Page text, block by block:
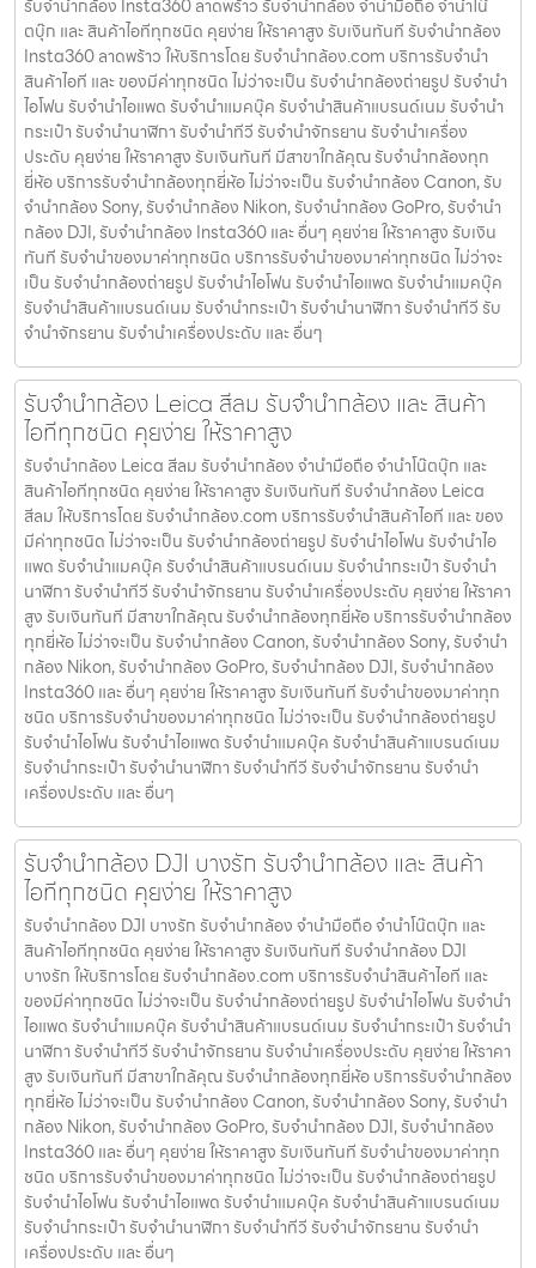
รับจำนำกล้อง Insta360 ลาดพร้าว รับจํานํากล้อง จำนำมือถือ จำนำโน๊
ตบุ๊ก และ สินค้าไอทีทุกชนิด คุยง่าย ให้ราคาสูง รับเงินทันที รับจำนำกล้อง
Insta360 ลาดพร้าว ให้บริการโดย รับจํานํากล้อง.com บริการรับจํานํา
สินค้าไอที และ ของมีค่าทุกชนิด ไม่ว่าจะเป็น รับจํานํากล้องถ่ายรูป รับจํานํา
ไอโฟน รับจํานําไอแพด รับจํานําแมคบุ๊ค รับจํานําสินค้าแบรนด์เนม รับจํานํา
กระเป๋า รับจํานํานาฬิกา รับจํานําทีวี รับจํานําจักรยาน รับจํานําเครื่อง
ประดับ คุยง่าย ให้ราคาสูง รับเงินทันที มีสาขาใกล้คุณ รับจำนำกล้องทุก
ยี่ห้อ บริการรับจำนำกล้องทุกยี่ห้อ ไม่ว่าจะเป็น รับจำนำกล้อง Canon, รับ
จำนำกล้อง Sony, รับจำนำกล้อง Nikon, รับจำนำกล้อง GoPro, รับจำนำ
กล้อง DJI, รับจำนำกล้อง Insta360 และ อื่นๆ คุยง่าย ให้ราคาสูง รับเงิน
ทันที รับจำนำของมาค่าทุกชนิด บริการรับจำนำของมาค่าทุกชนิด ไม่ว่าจะ
เป็น รับจํานํากล้องถ่ายรูป รับจํานําไอโฟน รับจํานําไอแพด รับจํานําแมคบุ๊ค
รับจํานําสินค้าแบรนด์เนม รับจํานํากระเป๋า รับจํานํานาฬิกา รับจํานําทีวี รับ
จํานําจักรยาน รับจํานําเครื่องประดับ และ อื่นๆ
รับจำนำกล้อง Leica สีลม รับจํานํากล้อง และ สินค้า
ไอทีทุกชนิด คุยง่าย ให้ราคาสูง
รับจำนำกล้อง Leica สีลม รับจํานํากล้อง จำนำมือถือ จำนำโน๊ตบุ๊ก และ
สินค้าไอทีทุกชนิด คุยง่าย ให้ราคาสูง รับเงินทันที รับจำนำกล้อง Leica
สีลม ให้บริการโดย รับจํานํากล้อง.com บริการรับจํานําสินค้าไอที และ ของ
มีค่าทุกชนิด ไม่ว่าจะเป็น รับจํานํากล้องถ่ายรูป รับจํานําไอโฟน รับจํานําไอ
แพด รับจํานําแมคบุ๊ค รับจํานําสินค้าแบรนด์เนม รับจํานํากระเป๋า รับจํานํา
นาฬิกา รับจํานําทีวี รับจํานําจักรยาน รับจํานําเครื่องประดับ คุยง่าย ให้ราคา
สูง รับเงินทันที มีสาขาใกล้คุณ รับจำนำกล้องทุกยี่ห้อ บริการรับจำนำกล้อง
ทุกยี่ห้อ ไม่ว่าจะเป็น รับจำนำกล้อง Canon, รับจำนำกล้อง Sony, รับจำนำ
กล้อง Nikon, รับจำนำกล้อง GoPro, รับจำนำกล้อง DJI, รับจำนำกล้อง
Insta360 และ อื่นๆ คุยง่าย ให้ราคาสูง รับเงินทันที รับจำนำของมาค่าทุก
ชนิด บริการรับจำนำของมาค่าทุกชนิด ไม่ว่าจะเป็น รับจํานํากล้องถ่ายรูป
รับจํานําไอโฟน รับจํานําไอแพด รับจํานําแมคบุ๊ค รับจํานําสินค้าแบรนด์เนม
รับจํานํากระเป๋า รับจํานํานาฬิกา รับจํานําทีวี รับจํานําจักรยาน รับจํานํา
เครื่องประดับ และ อื่นๆ
รับจำนำกล้อง DJI บางรัก รับจํานํากล้อง และ สินค้า
ไอทีทุกชนิด คุยง่าย ให้ราคาสูง
รับจำนำกล้อง DJI บางรัก รับจํานํากล้อง จำนำมือถือ จำนำโน๊ตบุ๊ก และ
สินค้าไอทีทุกชนิด คุยง่าย ให้ราคาสูง รับเงินทันที รับจำนำกล้อง DJI
บางรัก ให้บริการโดย รับจํานํากล้อง.com บริการรับจํานําสินค้าไอที และ
ของมีค่าทุกชนิด ไม่ว่าจะเป็น รับจํานํากล้องถ่ายรูป รับจํานําไอโฟน รับจํานํา
ไอแพด รับจํานําแมคบุ๊ค รับจํานําสินค้าแบรนด์เนม รับจํานํากระเป๋า รับจํานํา
นาฬิกา รับจํานําทีวี รับจํานําจักรยาน รับจํานําเครื่องประดับ คุยง่าย ให้ราคา
สูง รับเงินทันที มีสาขาใกล้คุณ รับจำนำกล้องทุกยี่ห้อ บริการรับจำนำกล้อง
ทุกยี่ห้อ ไม่ว่าจะเป็น รับจำนำกล้อง Canon, รับจำนำกล้อง Sony, รับจำนำ
กล้อง Nikon, รับจำนำกล้อง GoPro, รับจำนำกล้อง DJI, รับจำนำกล้อง
Insta360 และ อื่นๆ คุยง่าย ให้ราคาสูง รับเงินทันที รับจำนำของมาค่าทุก
ชนิด บริการรับจำนำของมาค่าทุกชนิด ไม่ว่าจะเป็น รับจํานํากล้องถ่ายรูป
รับจํานําไอโฟน รับจํานําไอแพด รับจํานําแมคบุ๊ค รับจํานําสินค้าแบรนด์เนม
รับจํานํากระเป๋า รับจํานํานาฬิกา รับจํานําทีวี รับจํานําจักรยาน รับจํานํา
เครื่องประดับ และ อื่นๆ